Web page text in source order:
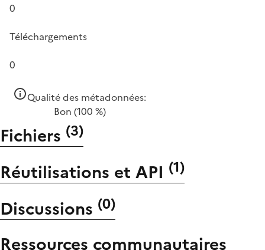
0
Téléchargements
0
Qualité des métadonnées:
Bon (100 %)
Fichiers (3)
Réutilisations et API (1)
Discussions (0)
Ressources communautaires